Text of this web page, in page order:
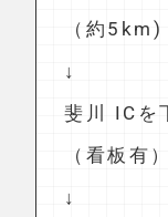
◎所在地
〒699-
西３３６８